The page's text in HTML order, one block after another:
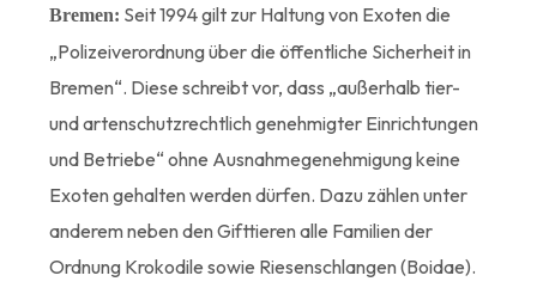
Bremen: Seit 1994 gilt zur Haltung von Exoten die
„Polizeiverordnung über die öffentliche Sicherheit in
Bremen“. Diese schreibt vor, dass „außerhalb tier-
und artenschutzrechtlich genehmigter Einrichtungen
und Betriebe“ ohne Ausnahmegenehmigung keine
Exoten gehalten werden dürfen. Dazu zählen unter
anderem neben den Gifttieren alle Familien der
Ordnung Krokodile sowie Riesenschlangen (Boidae).